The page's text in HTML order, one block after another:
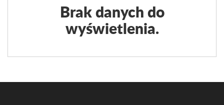
Brak danych do
wyświetlenia.